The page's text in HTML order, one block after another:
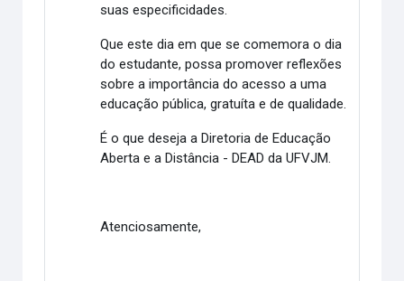
suas especificidades.
Que este dia em que se comemora o dia
do estudante, possa promover reflexões
sobre a importância do acesso a uma
educação pública, gratuíta e de qualidade.
É o que deseja a Diretoria de Educação
Aberta e a Distância - DEAD da UFVJM.
Atenciosamente,